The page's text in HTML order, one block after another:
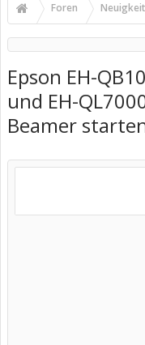
Foren
Epson EH-
und EH-
Beamer